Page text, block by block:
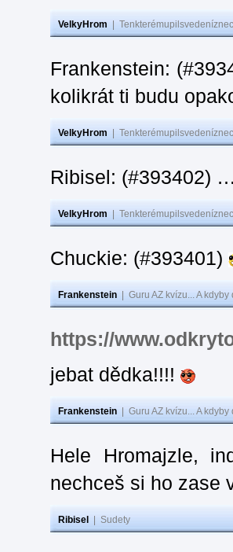
VelkyHrom
Frankenstein:
kolikrát ti budu
VelkyHrom
Ribisel: (#393402)
VelkyHrom
Chuckie: (#393401)
Frankenstein Guru AZ kvízu... A
https://
jebat dědka!!!!
Frankenstein Guru AZ kvízu... A
Hele Hromajzle,
nechceš si ho zase
Ribisel Sudety